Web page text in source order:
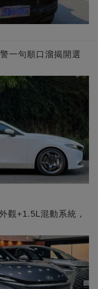
一句順口溜揭開選
觀+1.5L混動系統，